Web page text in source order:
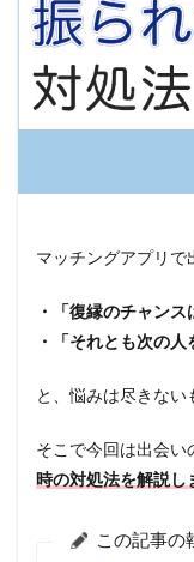
マッチングアプリで
・「復縁のチャンス
・「それとも次の人
と、悩みは尽きない
そこで今回は出会い
時の対処法を解説し
この記事の